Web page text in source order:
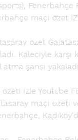
maçı özet
özet
Kaleciyle karşı
şansı
izle Youtube
maçı özeti